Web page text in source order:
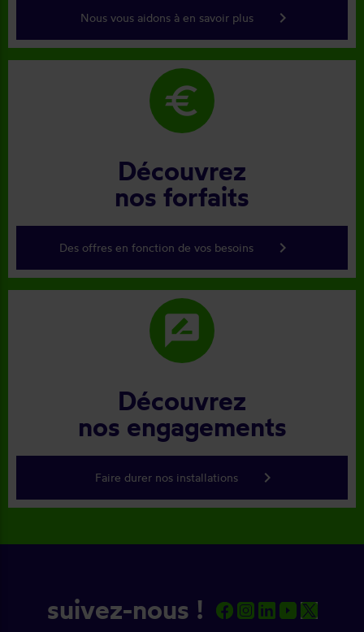
Nous vous aidons à en savoir plus keyboard_arrow_right
euro
Découvrez
nos forfaits
Des offres en fonction de vos besoins keyboard_arrow_right
rate_review
Découvrez
nos engagements
Faire durer nos installations keyboard_arrow_right
suivez-nous !